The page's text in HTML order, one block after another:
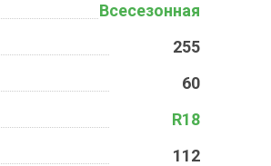
Всесезонная
255
60
R18
112